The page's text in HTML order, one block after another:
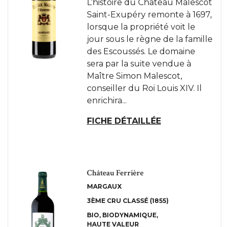
L’histoire du Château Malescot
Saint-Exupéry remonte à 1697,
lorsque la propriété voit le
jour sous le règne de la famille
des Escoussés. Le domaine
sera par la suite vendue à
Maître Simon Malescot,
conseiller du Roi Louis XIV. Il
enrichira...
FICHE DÉTAILLÉE
Château Ferrière
MARGAUX
3ÈME CRU CLASSÉ (1855)
BIO BIODYNAMIQUE
HAUTE VALEUR